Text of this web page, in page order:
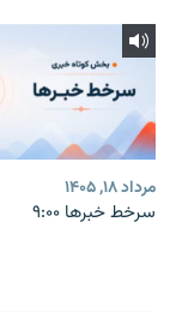
مرداد ۱۸, ۱۴۰۵
سرخط خبرها ۹:۰۰